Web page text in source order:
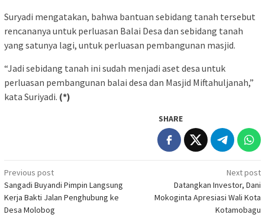
Suryadi mengatakan, bahwa bantuan sebidang tanah tersebut
rencananya untuk perluasan Balai Desa dan sebidang tanah
yang satunya lagi, untuk perluasan pembangunan masjid.
“Jadi sebidang tanah ini sudah menjadi aset desa untuk
perluasan pembangunan balai desa dan Masjid Miftahuljanah,”
kata Suriyadi. (*)
SHARE
Post
navigation
Previous post
Sangadi Buyandi Pimpin Langsung
Kerja Bakti Jalan Penghubung ke
Desa Molobog
Next post
Datangkan Investor, Dani
Mokoginta Apresiasi Wali Kota
Kotamobagu